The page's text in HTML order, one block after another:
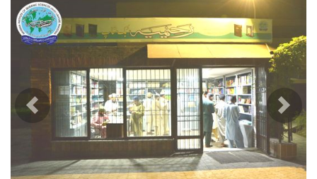
پچھلا اگلا